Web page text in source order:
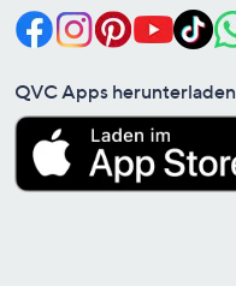
QVC Apps herunterladen